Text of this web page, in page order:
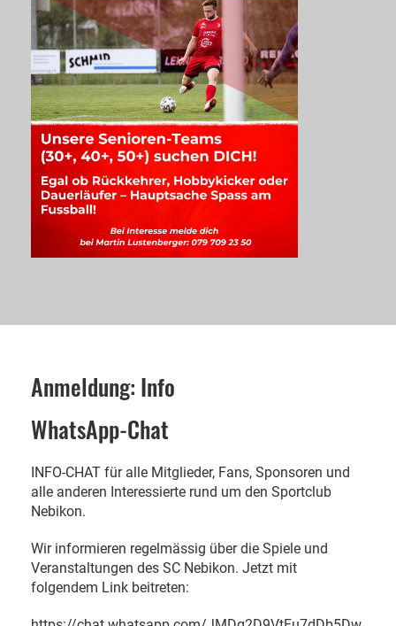
Anmeldung: Info
WhatsApp-Chat
INFO-CHAT für alle Mitglieder, Fans, Sponsoren und
alle anderen Interessierte rund um den Sportclub
Nebikon.
Wir informieren regelmässig über die Spiele und
Veranstaltungen des SC Nebikon. Jetzt mit
folgendem Link beitreten: